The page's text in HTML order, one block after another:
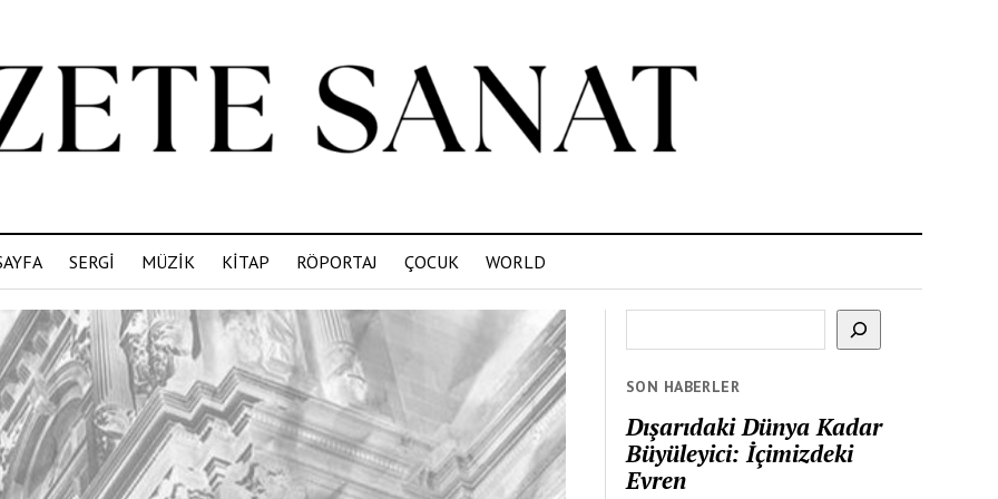
SERGİ MÜZİK KİTAP RÖPORTAJ ÇOCUK WORLD
SON HABERLER
Dışarıdaki Dünya Kadar
Büyüleyici: İçimizdeki
Evren